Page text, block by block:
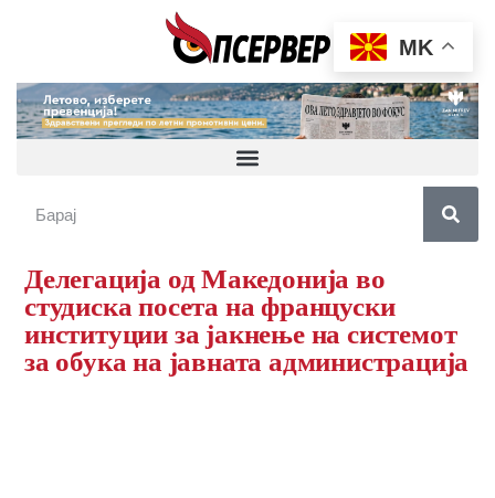
Делегација од Македонија во
студиска посета на француски
институции за јакнење на системот
за обука на јавната администрација
MK